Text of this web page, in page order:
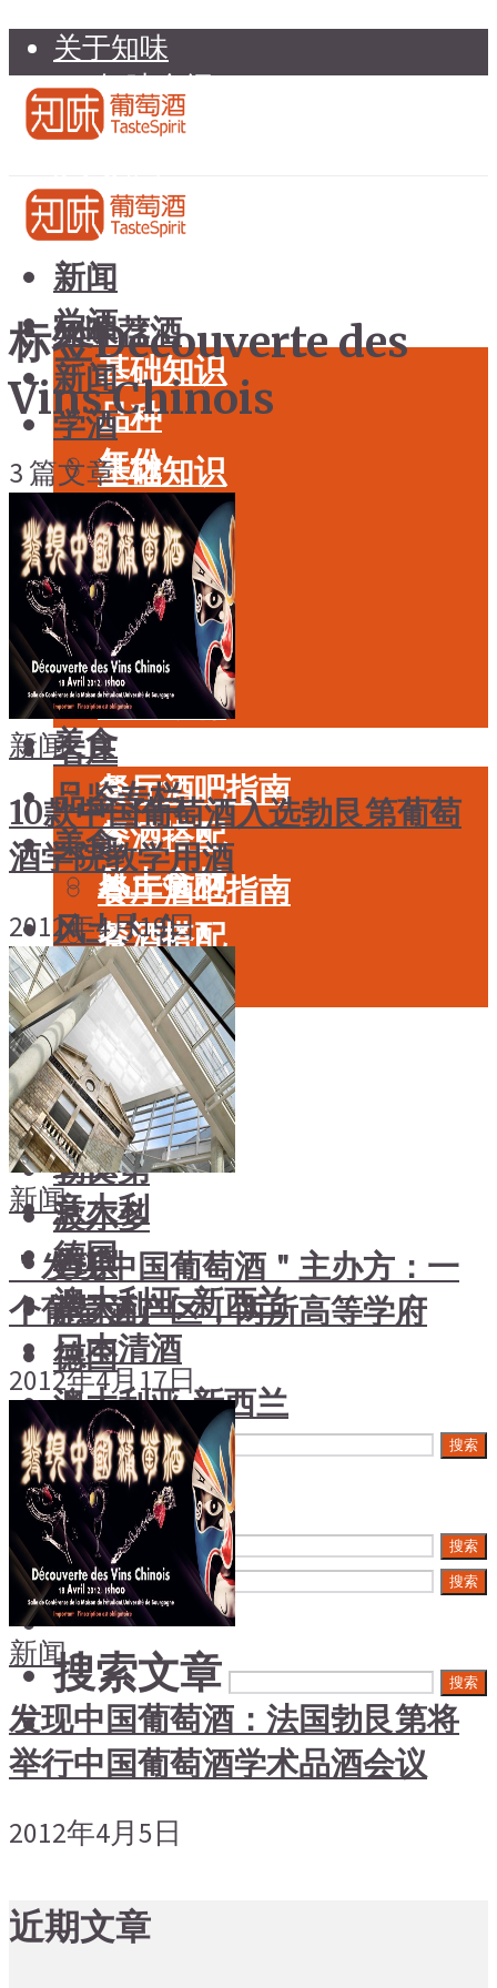
关于知味
知味介绍
知味专家顾问委员会
联系我们
知味荐酒
新闻
学酒
基础知识
品种
年份
酒具周边
投资收藏
留学教育
名庄
品鉴专栏
美食
餐厅酒吧指南
餐酒搭配
风土食材
风土大会
烈酒
中国酒
勃艮第
波尔多
香槟
意大利
德国
澳大利亚-新西兰
日本清酒
搜索文章 搜索
搜索文章 搜索
知味荐酒
新闻
学酒
基础知识
品种
年份
酒具周边
投资收藏
留学教育
名庄
品鉴专栏
美食
餐厅酒吧指南
餐酒搭配
风土食材
风土大会
烈酒
中国酒
勃艮第
波尔多
香槟
意大利
德国
澳大利亚-新西兰
日本清酒
搜索文章 搜索
搜索文章 搜索
标签Découverte des
Vins Chinois
3 篇文章
新闻
10款中国葡萄酒入选勃艮第葡萄
酒学院教学用酒
2012年4月19日
新闻
＂发现中国葡萄酒＂主办方：一
个葡萄酒产区，两所高等学府
2012年4月17日
新闻
发现中国葡萄酒：法国勃艮第将
举行中国葡萄酒学术品酒会议
2012年4月5日
近期文章